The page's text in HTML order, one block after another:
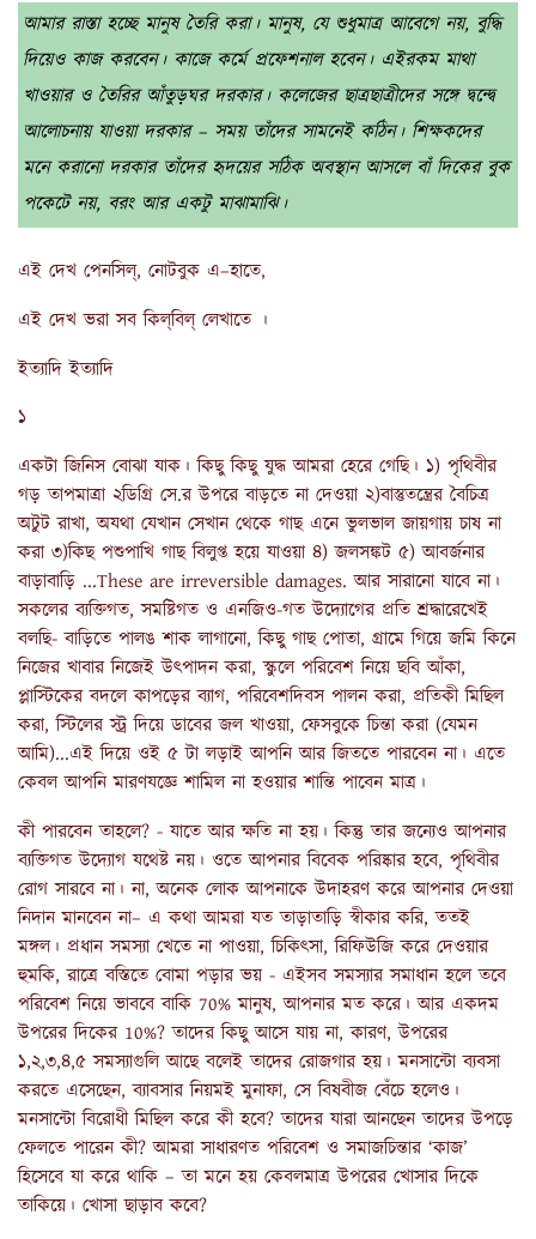
আমার রাস্তা হচ্ছে মানুষ তৈরি করা। মানুষ, যে শুধুমাত্র আবেগে নয়, বুদ্ধি
দিয়েও কাজ করবেন। কাজে কর্মে প্রফেশনাল হবেন। এইরকম মাথা
খাওয়ার ও তৈরির আঁতুড়ঘর দরকার। কলেজের ছাত্রছাত্রীদের সঙ্গে দ্বন্দ্বে
আলোচনায় যাওয়া দরকার – সময় তাঁদের সামনেই কঠিন। শিক্ষকদের
মনে করানো দরকার তাঁদের হৃদয়ের সঠিক অবস্থান আসলে বাঁ দিকের বুক
পকেটে নয়, বরং আর একটু মাঝামাঝি।
এই দেখ পেনসিল্, নোটবুক এ–হাতে,
এই দেখ ভরা সব কিল্‌বিল্ লেখাতে ।
ইত্যাদি ইত্যাদি
১
একটা জিনিস বোঝা যাক। কিছু কিছু যুদ্ধ আমরা হেরে গেছি। ১) পৃথিবীর
গড় তাপমাত্রা ২ডিগ্রি সে.র উপরে বাড়তে না দেওয়া ২)বাস্তুতন্ত্রের বৈচিত্র
অটুট রাখা, অযথা যেখান সেখান থেকে গাছ এনে ভুলভাল জায়গায় চাষ না
করা ৩)কিছ পশুপাখি গাছ বিলুপ্ত হয়ে যাওয়া ৪) জলসঙ্কট ৫) আবর্জনার
বাড়াবাড়ি ...These are irreversible damages. আর সারানো যাবে না।
সকলের ব‍্যক্তিগত, সমষ্টিগত ও এনজিও-গত উদ‍্যোগের প্রতি শ্রদ্ধারেখেই
বলছি- বাড়িতে পালঙ শাক লাগানো, কিছু গাছ পোতা, গ্রামে গিয়ে জমি কিনে
নিজের খাবার নিজেই উৎপাদন করা, স্কুলে পরিবেশ নিয়ে ছবি আঁকা,
প্লাস্টিকের বদলে কাপড়ের ব‍্যাগ, পরিবেশদিবস পালন করা, প্রতিকী মিছিল
করা, স্টিলের স্ট্র দিয়ে ডাবের জল খাওয়া, ফেসবুকে চিন্তা করা (যেমন
আমি)...এই দিয়ে ওই ৫ টা লড়াই আপনি আর জিততে পারবেন না। এতে
কেবল আপনি মারণযজ্ঞে শামিল না হওয়ার শান্তি পাবেন মাত্র।
কী পারবেন তাহলে? - যাতে আর ক্ষতি না হয়। কিন্তু তার জন‍্যেও আপনার
ব‍্যক্তিগত উদ‍্যোগ যথেষ্ট নয়। ওতে আপনার বিবেক পরিষ্কার হবে, পৃথিবীর
রোগ সারবে না। না, অনেক লোক আপনাকে উদাহরণ করে আপনার দেওয়া
নিদান মানবেন না– এ কথা আমরা যত তাড়াতাড়ি স্বীকার করি, ততই
মঙ্গল। প্রধান সমস্যা খেতে না পাওয়া, চিকিৎসা, রিফিউজি করে দেওয়ার
হুমকি, রাত্রে বস্তিতে বোমা পড়ার ভয় - এইসব সমস্যার সমাধান হলে তবে
পরিবেশ নিয়ে ভাববে বাকি 70% মানুষ, আপনার মত করে। আর একদম
উপরের দিকের 10%? তাদের কিছু আসে যায় না, কারণ, উপরের
১,২,৩,৪,৫ সমস্যাগুলি আছে বলেই তাদের রোজগার হয়। মনসান্টো ব‍্যবসা
করতে এসেছেন, ব্যাবসার নিয়মই মুনাফা, সে বিষবীজ বেঁচে হলেও।
মনসান্টো বিরোধী মিছিল করে কী হবে? তাদের যারা আনছেন তাদের উপড়ে
ফেলতে পারেন কী? আমরা সাধারণত পরিবেশ ও সমাজচিন্তার ‘কাজ’
হিসেবে যা করে থাকি – তা মনে হয় কেবলমাত্র উপরের খোসার দিকে
তাকিয়ে। খোসা ছাড়াব কবে?